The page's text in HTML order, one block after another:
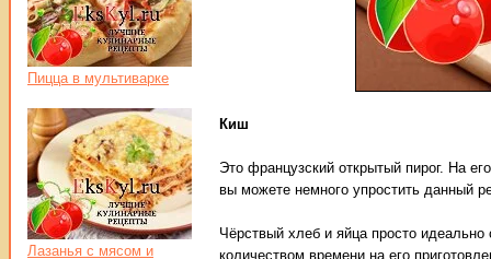
Киш
Это французский открытый пирог. На
вы можете немного упростить данный
Чёрствый хлеб и яйца просто
количеством времени на его
Пицца в мультиварке
Лазанья с мясом и